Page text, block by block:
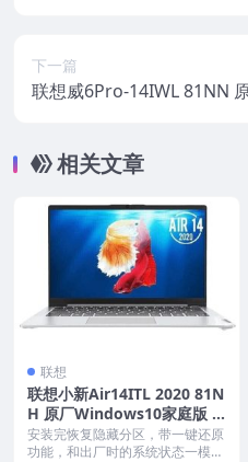
下一篇
联想威6Pro-14IWL 81NN
相关文章
联想
联想小新Air14ITL 2020 81N
H 原厂Windows10家庭版 o
em系统镜像下载
安装完恢复隐藏分区，带一键还原
功能，和出厂时的系统状态一模一